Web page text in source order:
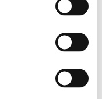
Pirkko i